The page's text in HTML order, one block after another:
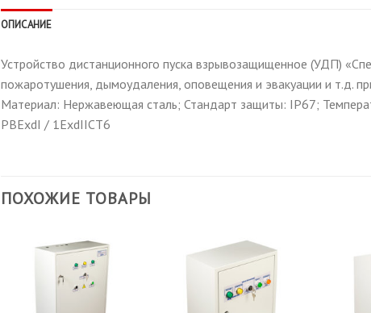
ОПИСАНИЕ
Устройство дистанционного пуска взрывозащищенное (УДП)
пожаротушения, дымоудаления, оповещения и эвакуации и т.д.
Материал: Нержавеющая сталь; Стандарт защиты: IP67;
РВExdI / 1ExdIIСT6
ПОХОЖИЕ ТОВАРЫ